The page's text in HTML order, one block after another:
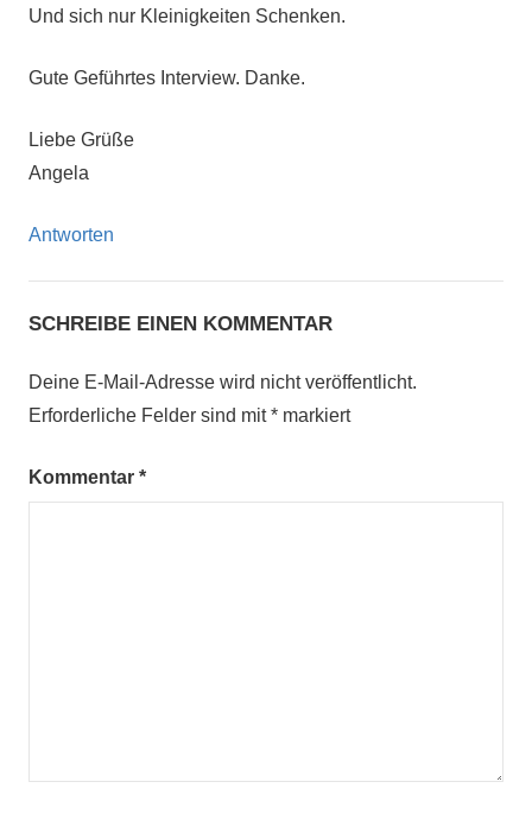
Und sich nur Kleinigkeiten Schenken.
Gute Geführtes Interview. Danke.
Liebe Grüße
Angela
Antworten
SCHREIBE EINEN KOMMENTAR
Deine E-Mail-Adresse wird nicht veröffentlicht.
Erforderliche Felder sind mit* markiert
Kommentar *